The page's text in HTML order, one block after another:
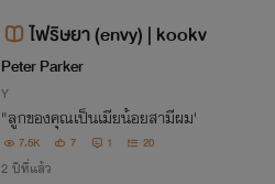
ไฟริษยา (envy) | kookv
Peter Parker
Y
"ลูกของคุณเป็นเมียน้อยสามีผม'
7.5K 7 1 20
2 ปีที่แล้ว